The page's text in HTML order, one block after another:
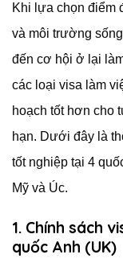
Khi lựa chọn điểm
và môi trường
đến cơ hội ở lại
các loại visa làm
hoạch tốt hơn cho
hạn. Dưới đây là
tốt nghiệp tại 4
Mỹ và Úc.
1. Chính sách
quốc Anh (UK)